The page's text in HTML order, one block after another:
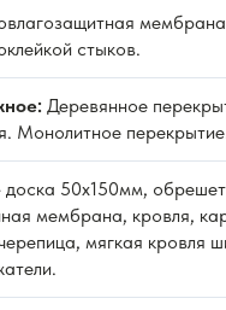
стыков.
Деревянное
Монолитное
50х150мм,
мембрана, кровля,
мягкая кровля